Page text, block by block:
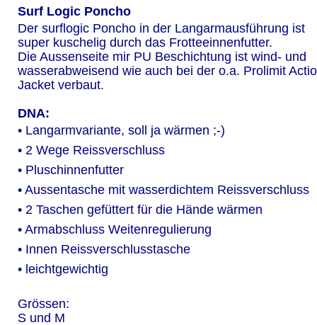
Surf Logic Poncho
Der surflogic Poncho in der Langarmausführung ist
super kuschelig durch das Frotteeinnenfutter.
Die Aussenseite mir PU Beschichtung ist wind- und
wasserabweisend wie auch bei der o.a. Prolimit
Jacket verbaut.
DNA:
• Langarmvariante, soll ja wärmen ;-)
• 2 Wege Reissverschluss
• Pluschinnenfutter
• Aussentasche mit wasserdichtem Reissverschluss
• 2 Taschen gefüttert für die Hände wärmen
• Armabschluss Weitenregulierung
• Innen Reissverschlusstasche
• leichtgewichtig
Grössen:
S und M